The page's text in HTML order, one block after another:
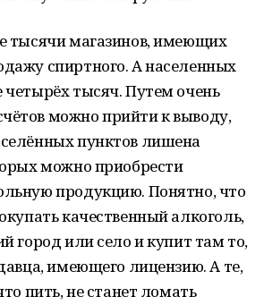
тысячи магазинов, имеющих
спиртного. А населенных
тысяч. Путем очень
можно прийти к выводу,
пунктов лишена
можно приобрести
продукцию. Понятно, что
качественный алкоголь,
город или село и купит там то,
имеющего лицензию. А те,
пить, не станет ломать